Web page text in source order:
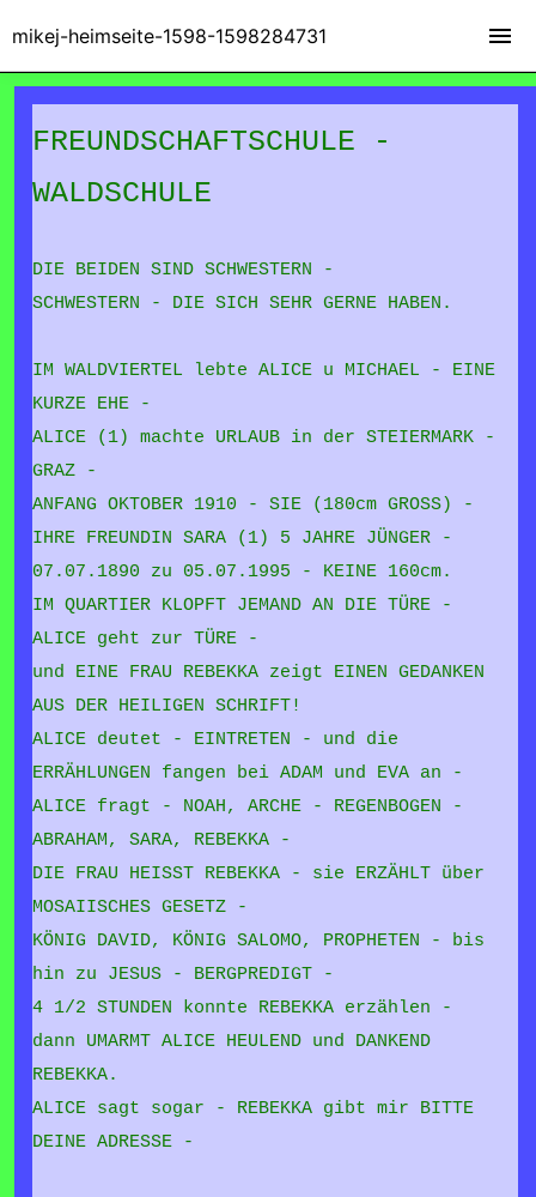
FREUNDSCHAFTSCHULE -
WALDSCHULE
DIE BEIDEN SIND SCHWESTERN -
SCHWESTERN - DIE SICH SEHR GERNE HABEN.
IM WALDVIERTEL lebte ALICE u MICHAEL - EINE
KURZE EHE -
ALICE (1) machte URLAUB in der STEIERMARK -
GRAZ -
ANFANG OKTOBER 1910 - SIE (180cm GROSS) -
IHRE FREUNDIN SARA (1) 5 JAHRE JÜNGER -
07.07.1890 zu 05.07.1995 - KEINE 160cm.
IM QUARTIER KLOPFT JEMAND AN DIE TÜRE -
ALICE geht zur TÜRE -
und EINE FRAU REBEKKA zeigt EINEN GEDANKEN
AUS DER HEILIGEN SCHRIFT!
ALICE deutet - EINTRETEN - und die
ERRÄHLUNGEN fangen bei ADAM und EVA an -
ALICE fragt - NOAH, ARCHE - REGENBOGEN -
ABRAHAM, SARA, REBEKKA -
DIE FRAU HEISST REBEKKA - sie ERZÄHLT über
MOSAIISCHES GESETZ -
KÖNIG DAVID, KÖNIG SALOMO, PROPHETEN - bis
hin zu JESUS - BERGPREDIGT -
4 1/2 STUNDEN konnte REBEKKA erzählen -
dann UMARMT ALICE HEULEND und DANKEND
REBEKKA.
ALICE sagt sogar - REBEKKA gibt mir BITTE
DEINE ADRESSE -
mikej-heimseite-1598-1598284731